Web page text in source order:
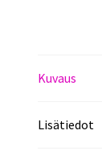
Kuvaus
Lisätiedot